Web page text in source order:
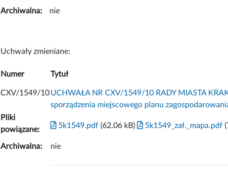
Archiwalna: nie
Uchwały zmieniane:
Numer Tytuł
CXV/1549/10UCHWAŁA NR CXV/1549/10 RADY MIASTA
sporządzenia miejscowego planu
Pliki
powiązane:
5k1549.pdf (62.06 kB) 5k1549_zał._mapa.pdf
Archiwalna: nie